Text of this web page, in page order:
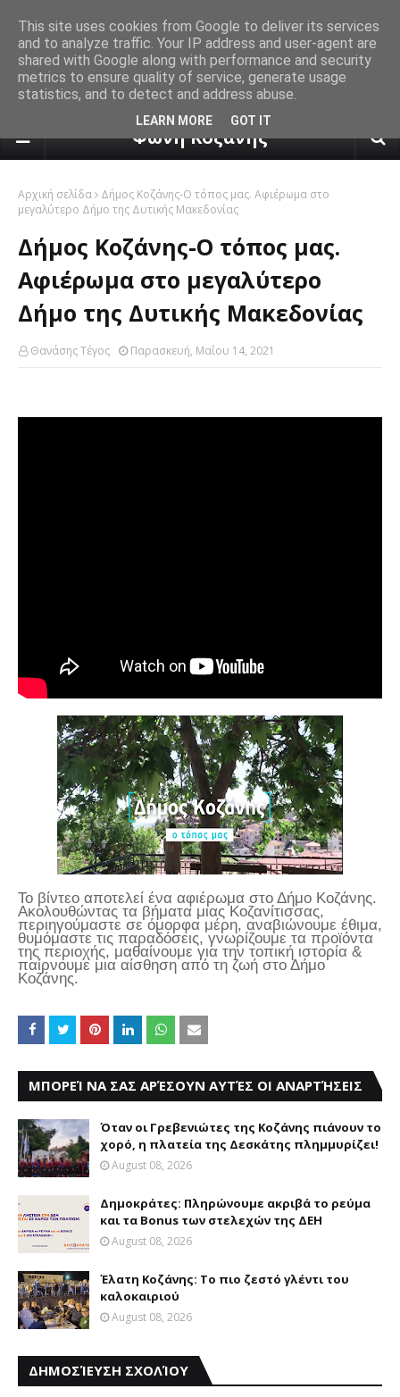
πρόγνωση καιρού από το
Φωνή Κοζάνης
Αρχική σελίδα
Δήμος Κοζάνης-Ο τόπος μας. Αφιέρωμα στο
μεγαλύτερο Δήμο της Δυτικής Μακεδονίας
Δήμος Κοζάνης-Ο τόπος μας.
Αφιέρωμα στο μεγαλύτερο
Δήμο της Δυτικής Μακεδονίας
Θανάσης Τέγος Παρασκευή, Μαΐου 14, 2021
Το βίντεο αποτελεί ένα αφιέρωμα στο Δήμο Κοζάνης.
Ακολουθώντας τα βήματα μιας Κοζανίτισσας,
περιηγούμαστε σε όμορφα μέρη, αναβιώνουμε έθιμα,
θυμόμαστε τις παραδόσεις, γνωρίζουμε τα προϊόντα
της περιοχής, μαθαίνουμε για την τοπική ιστορία &
παίρνουμε μια αίσθηση από τη ζωή στο Δήμο
Κοζάνης.
ΜΠΟΡΕΊ ΝΑ ΣΑΣ ΑΡΈΣΟΥΝ ΑΥΤΈΣ ΟΙ ΑΝΑΡΤΉΣΕΙΣ
Όταν οι Γρεβενιώτες της Κοζάνης πιάνουν το
χορό, η πλατεία της Δεσκάτης πλημμυρίζει!
August 08, 2026
Δημοκράτες: Πληρώνουμε ακριβά το ρεύμα
και τα Bonus των στελεχών της ΔΕΗ
August 08, 2026
Έλατη Κοζάνης: Το πιο ζεστό γλέντι του
καλοκαιριού
August 08, 2026
ΔΗΜΟΣΊΕΥΣΗ ΣΧΟΛΊΟΥ
This site uses cookies from Google to deliver its services
and to analyze traffic. Your IP address and user-agent are
shared with Google along with performance and security
metrics to ensure quality of service, generate usage
statistics, and to detect and address abuse.
LEARN MORE GOT IT